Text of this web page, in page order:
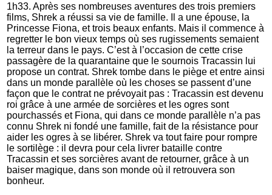
1h33. Après ses nombreuses aventures des trois premiers
films, Shrek a réussi sa vie de famille. Il a une épouse, la
Princesse Fiona, et trois beaux enfants. Mais il commence à
regretter le bon vieux temps où ses rugissements semaient
la terreur dans le pays. C’est à l’occasion de cette crise
passagère de la quarantaine que le sournois Tracassin lui
propose un contrat. Shrek tombe dans le piège et entre ainsi
dans un monde parallèle où les choses se passent d’une
façon que le contrat ne prévoyait pas : Tracassin est devenu
roi grâce à une armée de sorcières et les ogres sont
pourchassés et Fiona, qui dans ce monde parallèle n’a pas
connu Shrek ni fondé une famille, fait de la résistance pour
aider les ogres à se libérer. Shrek va tout faire pour rompre
le sortilège : il devra pour cela livrer bataille contre
Tracassin et ses sorcières avant de retourner, grâce à un
baiser magique, dans son monde où il retrouvera son
bonheur.